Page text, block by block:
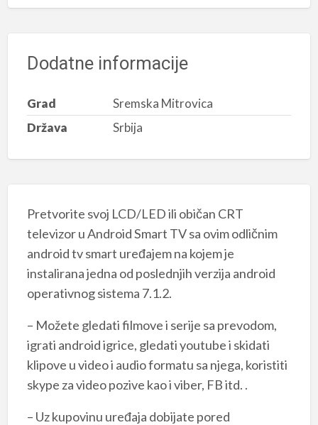
Dodatne informacije
Grad
Sremska Mitrovica
Država
Srbija
Pretvorite svoj LCD/LED ili običan CRT
televizor u Android Smart TV sa ovim odličnim
android tv smart uređajem na kojem je
instalirana jedna od poslednjih verzija android
operativnog sistema 7.1.2.
– Možete gledati filmove i serije sa prevodom,
igrati android igrice, gledati youtube i skidati
klipove u video i audio formatu sa njega, koristiti
skype za video pozive kao i viber, FB itd. .
– Uz kupovinu uređaja dobijate pored